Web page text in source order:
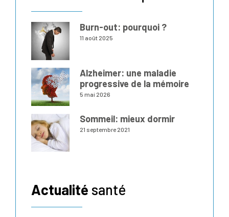
Burn-out: pourquoi ?
11 août 2025
Alzheimer: une maladie
progressive de la mémoire
5 mai 2026
Sommeil: mieux dormir
21 septembre 2021
Actualité santé